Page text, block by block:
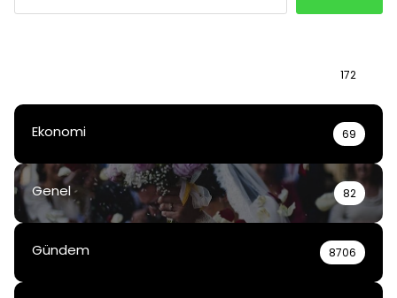
172
Ekonomi 69
Genel 82
Gündem 8706